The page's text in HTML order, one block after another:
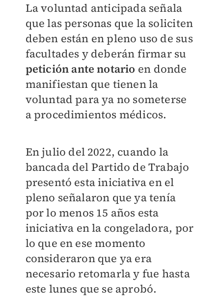
La voluntad anticipada señala
que las personas que la soliciten
deben están en pleno uso de sus
facultades y deberán firmar su
petición ante notario en donde
manifiestan que tienen la
voluntad para ya no someterse
a procedimientos médicos.
En julio del 2022, cuando la
bancada del Partido de Trabajo
presentó esta iniciativa en el
pleno señalaron que ya tenía
por lo menos 15 años esta
iniciativa en la congeladora, por
lo que en ese momento
consideraron que ya era
necesario retomarla y fue hasta
este lunes que se aprobó.